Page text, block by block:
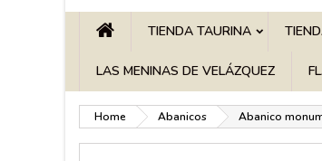
TIENDA TAURINA
LAS MENINAS DE VELÁZQUEZ
Home Abanicos Abanico